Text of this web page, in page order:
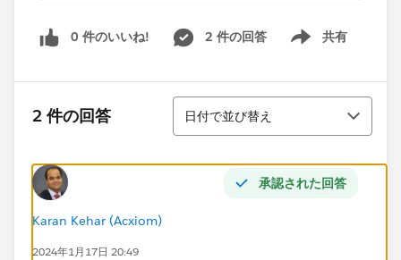
0 件のいいね! 2 件の回答 共有
Show menu
2 件の回答
並び替え
日付で並び替え
承認された回答
Karan Kehar (Acxiom)
2024年1月17日 20:49